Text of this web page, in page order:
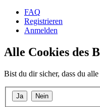
FAQ
Registrieren
Anmelden
Alle Cookies des
Bist du dir sicher, dass du